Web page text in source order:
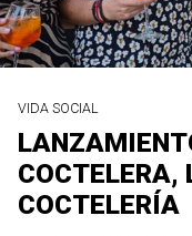
VIDA SOCIAL
COCTELERA,
COCTELERÍA